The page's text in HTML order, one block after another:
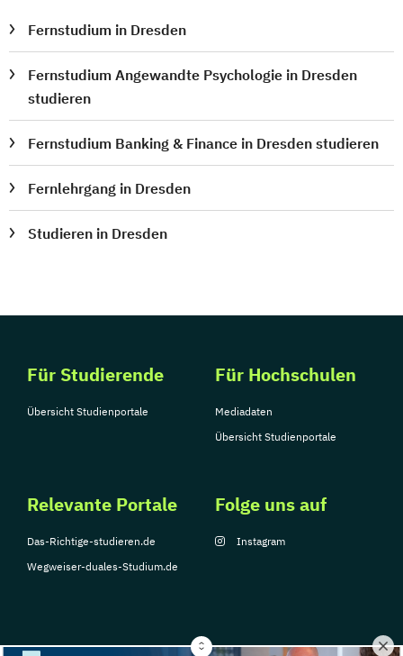
Fernstudium in Dresden
Fernstudium Angewandte Psychologie in Dresden
studieren
Fernstudium Banking & Finance in Dresden studieren
Fernlehrgang in Dresden
Studieren in Dresden
Für Studierende
Übersicht Studienportale
Für Hochschulen
Mediadaten
Übersicht Studienportale
Relevante Portale
Das-Richtige-studieren.de
Wegweiser-duales-Studium.de
Folge uns auf
Instagram